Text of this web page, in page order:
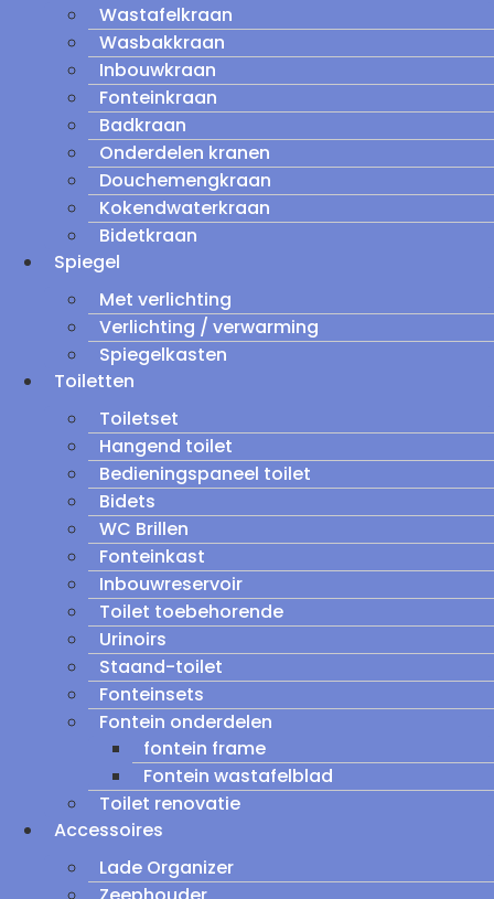
Wastafelkraan
Wasbakkraan
Inbouwkraan
Fonteinkraan
Badkraan
Onderdelen kranen
Douchemengkraan
Kokendwaterkraan
Bidetkraan
Spiegel
Met verlichting
Verlichting / verwarming
Spiegelkasten
Toiletten
Toiletset
Hangend toilet
Bedieningspaneel toilet
Bidets
WC Brillen
Fonteinkast
Inbouwreservoir
Toilet toebehorende
Urinoirs
Staand-toilet
Fonteinsets
Fontein onderdelen
fontein frame
Fontein wastafelblad
Toilet renovatie
Accessoires
Lade Organizer